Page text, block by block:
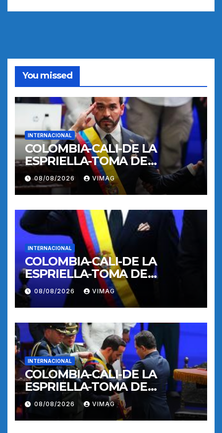
You missed
INTERNACIONAL
COLOMBIA-CALI-DE LA
ESPRIELLA-TOMA DE
POSESION
08/08/2026 VIMAG
INTERNACIONAL
COLOMBIA-CALI-DE LA
ESPRIELLA-TOMA DE
POSESION
08/08/2026 VIMAG
INTERNACIONAL
COLOMBIA-CALI-DE LA
ESPRIELLA-TOMA DE
POSESION
08/08/2026 VIMAG